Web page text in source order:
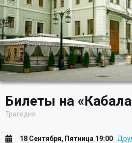
Билеты на
Трагедия
18 Сентября, Пятница 19:00